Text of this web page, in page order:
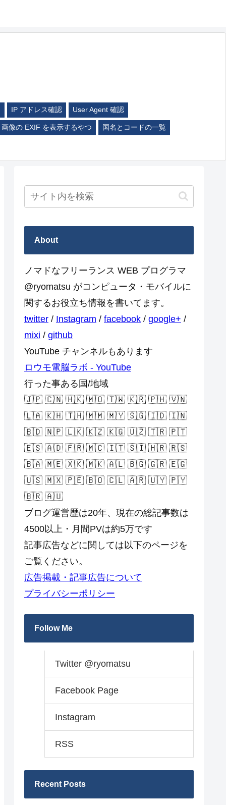
IP アドレス確認 User Agent 確認
画像の EXIF を表示するやつ 国名とコードの一覧
About
ノマドなフリーランス WEB プログラマ
@ryomatsu がコンピュータ・モバイルに
関するお役立ち情報を書いてます。
twitter / Instagram / facebook / google+ /
mixi / github
YouTube チャンネルもあります
ロウモ電脳ラボ - YouTube
行った事ある国/地域
🇯🇵 🇨🇳 🇭🇰 🇲🇴 🇹🇼 🇰🇷 🇵🇭 🇻🇳
🇱🇦 🇰🇭 🇹🇭 🇲🇲 🇲🇾 🇸🇬 🇮🇩 🇮🇳
🇧🇩 🇳🇵 🇱🇰 🇰🇿 🇰🇬 🇺🇿 🇹🇷 🇵🇹
🇪🇸 🇦🇩 🇫🇷 🇲🇨 🇮🇹 🇸🇮 🇭🇷 🇷🇸
🇧🇦 🇲🇪 🇽🇰 🇲🇰 🇦🇱 🇧🇬 🇬🇷 🇪🇬
🇺🇸 🇲🇽 🇵🇪 🇧🇴 🇨🇱 🇦🇷 🇺🇾 🇵🇾
🇧🇷 🇦🇺
ブログ運営歴は20年、現在の総記事数は
4500以上・月間PVは約5万です
記事広告などに関しては以下のページを
ご覧ください。
広告掲載・記事広告について
プライバシーポリシー
Follow Me
Twitter @ryomatsu
Facebook Page
Instagram
RSS
Recent Posts